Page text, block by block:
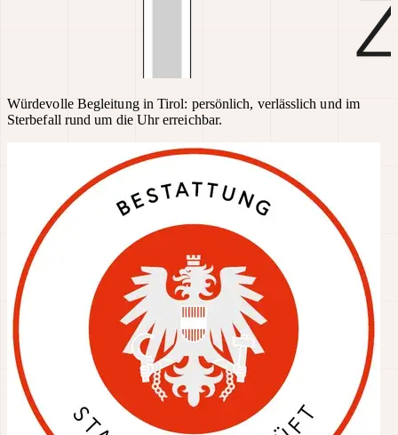
Würdevolle Begleitung in Tirol: persönlich, verlässlich und im
Sterbefall rund um die Uhr erreichbar.